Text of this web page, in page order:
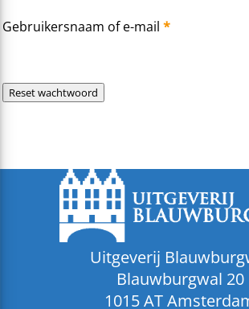
Gebruikersnaam of e-mail *Vereist
Reset wachtwoord
Uitgeverij
Blauwburgwal 20
1015 AT